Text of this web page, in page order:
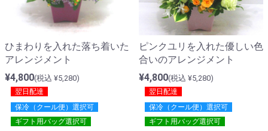
ひまわりを入れた落ち着いた
アレンジメント
¥4,800(税込 ¥5,280)
翌日配達
保冷（クール便）選択可
ギフト用バッグ選択可
ピンクユリを入れた優しい色
合いのアレンジメント
¥4,800(税込 ¥5,280)
翌日配達
保冷（クール便）選択可
ギフト用バッグ選択可